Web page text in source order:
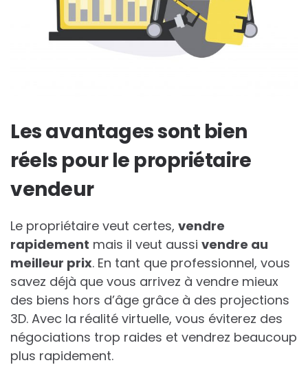
Les avantages sont bien
réels pour le propriétaire
vendeur
Le propriétaire veut certes, vendre
rapidement mais il veut aussi vendre au
meilleur prix. En tant que professionnel, vous
savez déjà que vous arrivez à vendre mieux
des biens hors d’âge grâce à des projections
3D. Avec la réalité virtuelle, vous éviterez des
négociations trop raides et vendrez beaucoup
plus rapidement.